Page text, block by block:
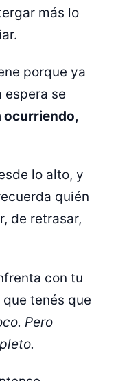
más lo
porque ya
espera se
ocurriendo,
lo alto, y
quién
de retrasar,
con tu
tenés que
Pero